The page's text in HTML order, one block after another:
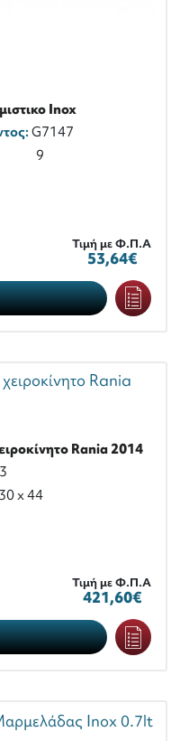
Inox
G7147
9
Τιμή με Φ.Π.Α
53,64€
Rania 2014
x 44
Τιμή με Φ.Π.Α
421,60€